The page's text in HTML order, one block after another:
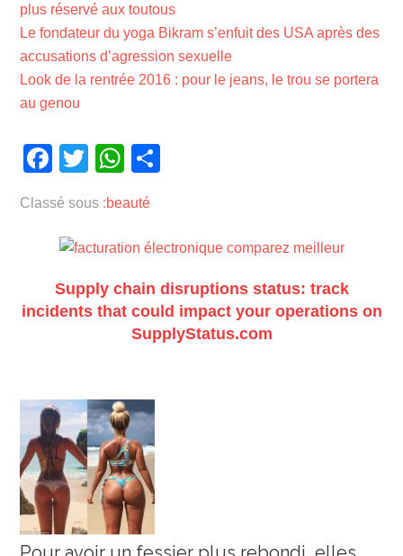
plus réservé aux toutous
Le fondateur du yoga Bikram s’enfuit des USA après des
accusations d’agression sexuelle
Look de la rentrée 2016 : pour le jeans, le trou se portera
au genou
Facebook
TwitterWhatsApp
Classé sous :beauté
Supply chain disruptions status: track
incidents that could impact your operations on
SupplyStatus.com